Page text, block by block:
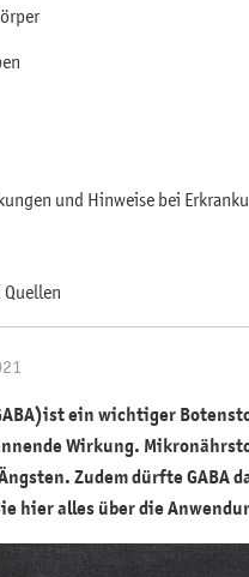
und Hinweise bei
ist ein wichtiger
Wirkung.
Zudem dürfte GABA
hier alles über die